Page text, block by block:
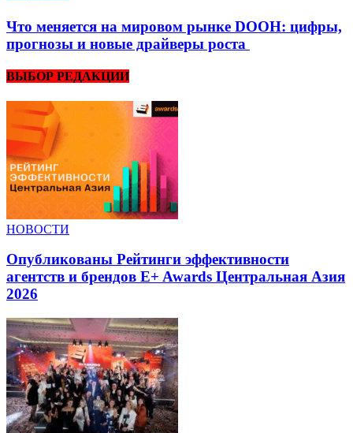
Что меняется на мировом рынке DOOH: цифры,
прогнозы и новые драйверы роста
ВЫБОР РЕДАКЦИИ
НОВОСТИ
Опубликованы Рейтинги эффективности
агентств и брендов E+ Awards Центральная Азия
2026